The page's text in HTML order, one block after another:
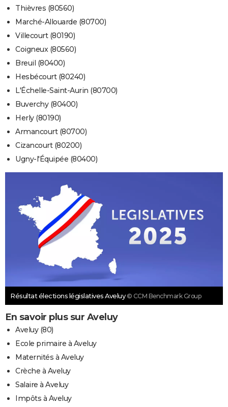
Thièvres (80560)
Marché-Allouarde (80700)
Villecourt (80190)
Coigneux (80560)
Breuil (80400)
Hesbécourt (80240)
L'Échelle-Saint-Aurin (80700)
Buverchy (80400)
Herly (80190)
Armancourt (80700)
Cizancourt (80200)
Ugny-l'Équipée (80400)
Résultat élections législatives Aveluy © CCM Benchmark Group
En savoir plus sur Aveluy
Aveluy (80)
Ecole primaire à Aveluy
Maternités à Aveluy
Crèche à Aveluy
Salaire à Aveluy
Impôts à Aveluy